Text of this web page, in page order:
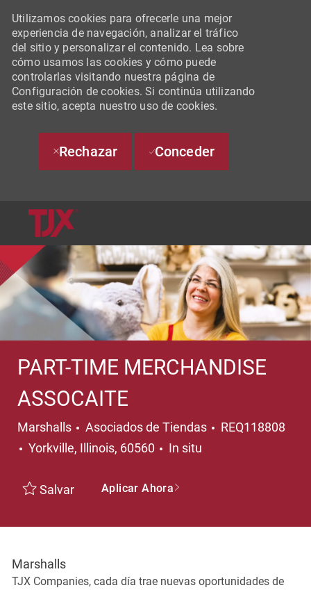
Utilizamos cookies para ofrecerle una mejor
experiencia de navegación, analizar el tráfico
del sitio y personalizar el contenido. Lea sobre
cómo usamos las cookies y cómo puede
controlarlas visitando nuestra página de
Configuración de cookies. Si continúa utilizando
este sitio, acepta nuestro uso de cookies.
Rechazar Conceder
PART-TIME MERCHANDISE
ASSOCAITE
Marshalls Categoría
Asociados de Tiendas
REQ118808
Ubicación
Yorkville, Illinois, 60560 In situ
Salvar Aplicar Ahora
Marshalls
TJX Companies, cada día trae nuevas oportunidades de